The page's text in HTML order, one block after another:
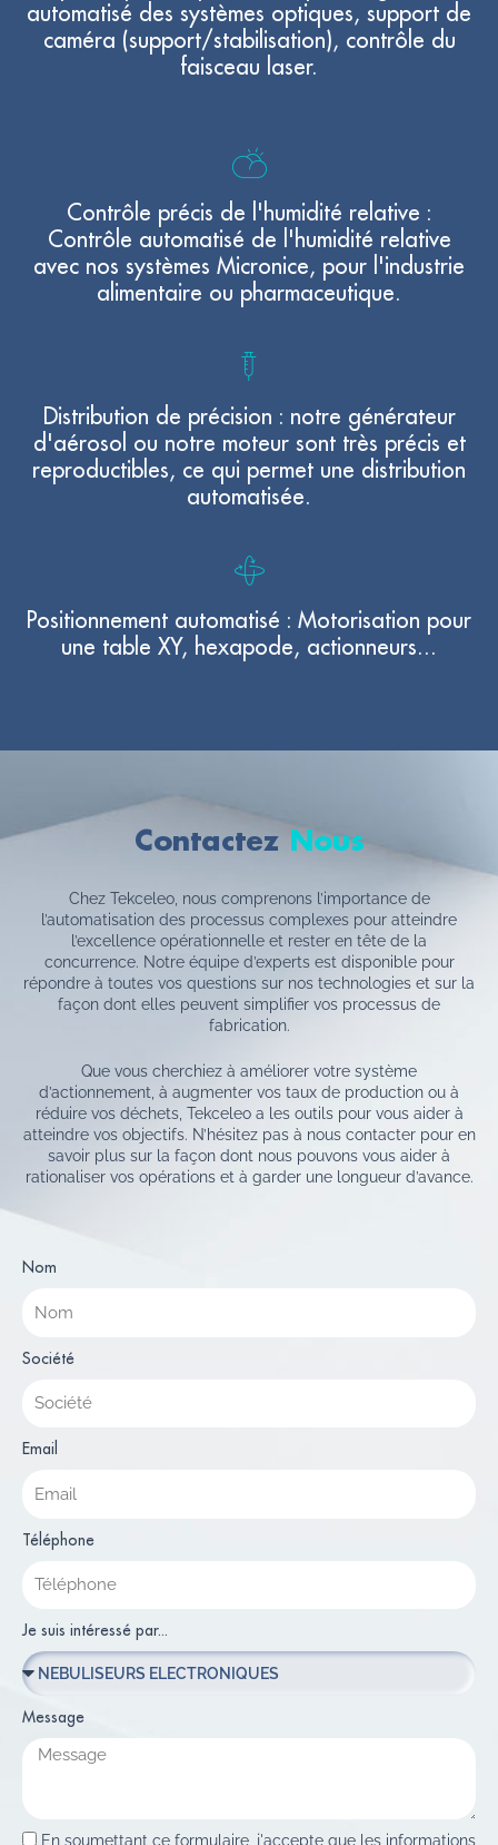
automatisé des systèmes optiques, support de
caméra (support/stabilisation), contrôle du
faisceau laser.
Contrôle précis de l'humidité relative :
Contrôle automatisé de l'humidité relative
avec nos systèmes Micronice, pour l'industrie
alimentaire ou pharmaceutique.
Distribution de précision : notre générateur
d'aérosol ou notre moteur sont très précis et
reproductibles, ce qui permet une distribution
automatisée.
Positionnement automatisé : Motorisation pour
une table XY, hexapode, actionneurs...
ContactezNous
Chez Tekceleo, nous comprenons l’importance de
l’automatisation des processus complexes pour atteindre
l’excellence opérationnelle et rester en tête de la
concurrence. Notre équipe d’experts est disponible pour
répondre à toutes vos questions sur nos technologies et sur la
façon dont elles peuvent simplifier vos processus de
fabrication.
Que vous cherchiez à améliorer votre système
d’actionnement, à augmenter vos taux de production ou à
réduire vos déchets, Tekceleo a les outils pour vous aider à
atteindre vos objectifs. N’hésitez pas à nous contacter pour en
savoir plus sur la façon dont nous pouvons vous aider à
rationaliser vos opérations et à garder une longueur d’avance.
Nom
Société
Email
Téléphone
Je suis intéressé par...
Message
En soumettant ce formulaire, j'accepte que les informations